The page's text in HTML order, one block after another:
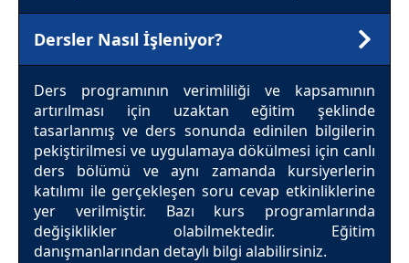
Dersler Nasıl İşleniyor?
Ders programının verimliliği ve kapsamının
artırılması için uzaktan eğitim şeklinde
tasarlanmış ve ders sonunda edinilen bilgilerin
pekiştirilmesi ve uygulamaya dökülmesi için canlı
ders bölümü ve aynı zamanda kursiyerlerin
katılımı ile gerçekleşen soru cevap etkinliklerine
yer verilmiştir. Bazı kurs programlarında
değişiklikler olabilmektedir. Eğitim
danışmanlarından detaylı bilgi alabilirsiniz.